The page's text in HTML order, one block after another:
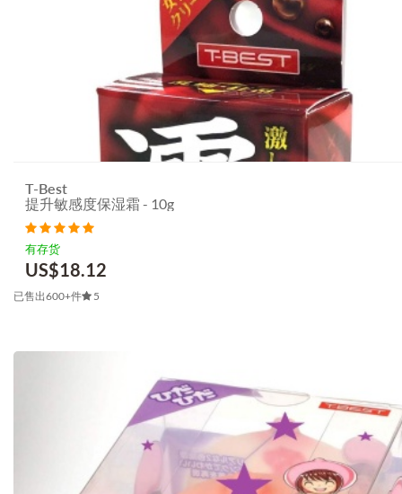
T-Best
提升敏感度保湿霜 - 10g
有存货
US$18.12
已售出600+件 5